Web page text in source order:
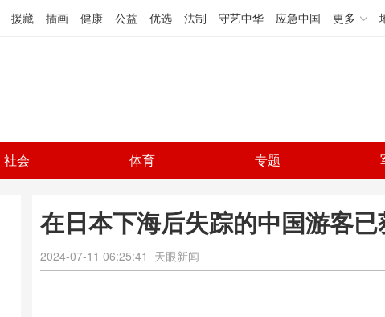
援藏 插画 健康 公益 优选 法制 守艺中华 应急中国 更多
社会 体育 专题
在日本下海后失踪的中国游客
2024-07-11 06:25:41 天眼新闻